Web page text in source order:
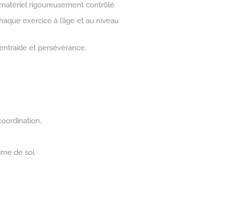
rigoureusement contrôlé.
exercice à l’âge et au niveau
et persévérance.
de soi.